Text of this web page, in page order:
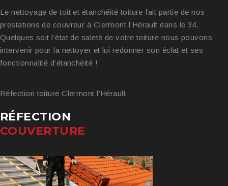
Le nettoyage de toit et étanchéité toiture fait partie de nos
prestations de couvreur à Clermont l’Hérault dans le 34.
Quelques soit l’état de saleté de votre toiture nous pouvons
intervenir pour la nettoyer et lui redonner son éclat et ses
fonctionnalité d’étanchéité !
Réfection toiture Clermont l’Hérault
RÉFECTION
COUVERTURE